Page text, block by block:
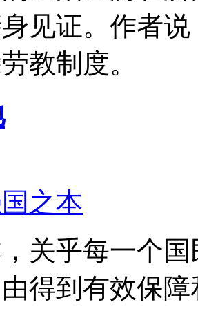
见证。作者
教制度。
之本
关乎每一个
得到有效保